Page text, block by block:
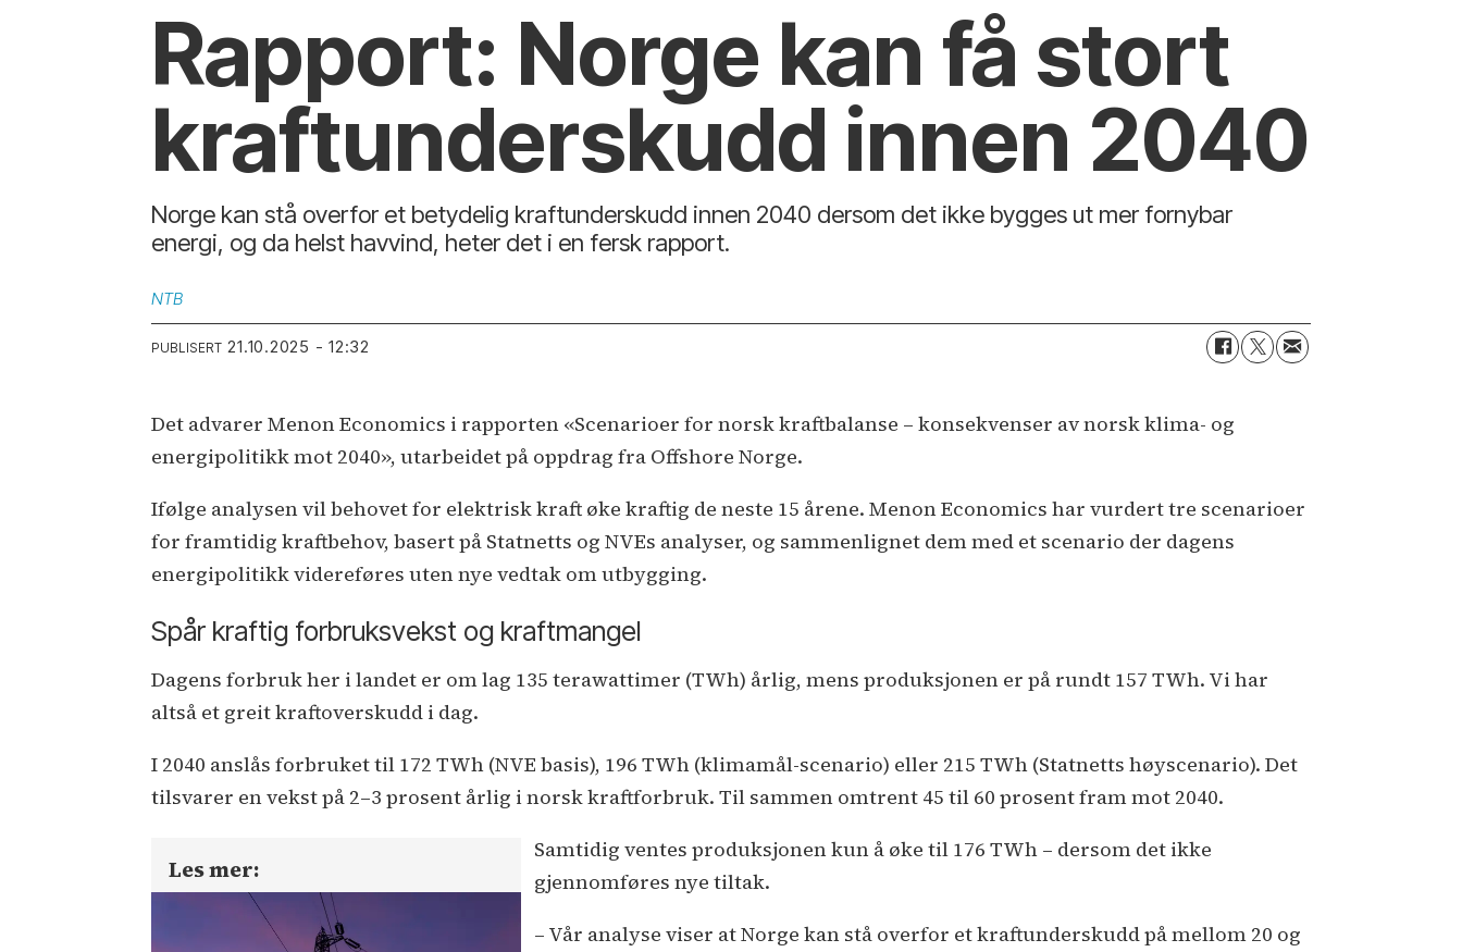
Rapport: Norge kan få stort
kraftunderskudd innen 2040
Norge kan stå overfor et betydelig kraftunderskudd innen 2040 dersom det ikke bygges ut mer fornybar
energi, og da helst havvind, heter det i en fersk rapport.
NTB
PUBLISERT 21.10.2025 - 12:32
Det advarer Menon Economics i rapporten «Scenarioer for norsk kraftbalanse – konsekvenser av norsk klima- og
energipolitikk mot 2040», utarbeidet på oppdrag fra Offshore Norge.
Ifølge analysen vil behovet for elektrisk kraft øke kraftig de neste 15 årene. Menon Economics har vurdert tre scenarioer
for framtidig kraftbehov, basert på Statnetts og NVEs analyser, og sammenlignet dem med et scenario der dagens
energipolitikk videreføres uten nye vedtak om utbygging.
Spår kraftig forbruksvekst og kraftmangel
Dagens forbruk her i landet er om lag 135 terawattimer (TWh) årlig, mens produksjonen er på rundt 157 TWh. Vi har
altså et greit kraftoverskudd i dag.
I 2040 anslås forbruket til 172 TWh (NVE basis), 196 TWh (klimamål-scenario) eller 215 TWh (Statnetts høyscenario). Det
tilsvarer en vekst på 2–3 prosent årlig i norsk kraftforbruk. Til sammen omtrent 45 til 60 prosent fram mot 2040.
Les mer:
Samtidig ventes produksjonen kun å øke til 176 TWh – dersom det ikke
gjennomføres nye tiltak.
– Vår analyse viser at Norge kan stå overfor et kraftunderskudd på mellom 20 og